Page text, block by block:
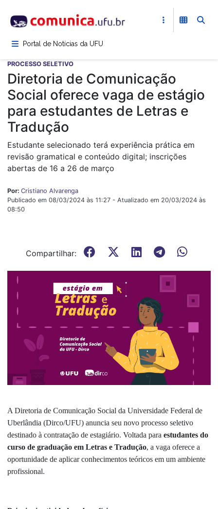
para
conteúdoPortal de Notícias da UFU
PROCESSO SELETIVO
Diretoria de Comunicação
Social oferece vaga de estágio
para estudantes de Letras e
Tradução
Estudante selecionado terá experiência prática em
revisão gramatical e conteúdo digital; inscrições
abertas de 16 a 26 de março
Por: Cristiano Alvarenga
Publicado em 08/03/2024 às 11:27 - Atualizado em 20/03/2024 às
08:50
Compartilhar:
A Diretoria de Comunicação Social da Universidade Federal de
Uberlândia (Dirco/UFU) anuncia seu novo processo seletivo
destinado à contratação de estagiário. Voltada para estudantes do
curso de graduação em Letras e Tradução, a vaga oferece a
oportunidade de aplicar conhecimentos teóricos em um ambiente
profissional.